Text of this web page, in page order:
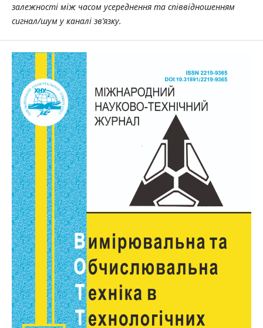
залежності між часом усереднення та співвідношенням
сигнал/шум у каналі зв’язку.